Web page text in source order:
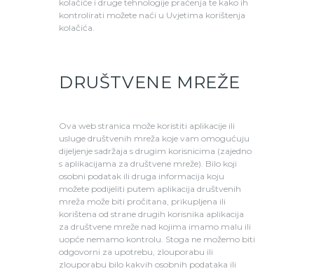
kolačiće i druge tehnologije praćenja te kako ih
kontrolirati možete naći u Uvjetima korištenja
kolačića.
DRUŠTVENE MREŽE
Ova web stranica može koristiti aplikacije ili
usluge društvenih mreža koje vam omogućuju
dijeljenje sadržaja s drugim korisnicima (zajedno
s aplikacijama za društvene mreže). Bilo koji
osobni podatak ili druga informacija koju
možete podijeliti putem aplikacija društvenih
mreža može biti pročitana, prikupljena ili
korištena od strane drugih korisnika aplikacija
za društvene mreže nad kojima imamo malu ili
uopće nemamo kontrolu. Stoga ne možemo biti
odgovorni za upotrebu, zlouporabu ili
zlouporabu bilo kakvih osobnih podataka ili